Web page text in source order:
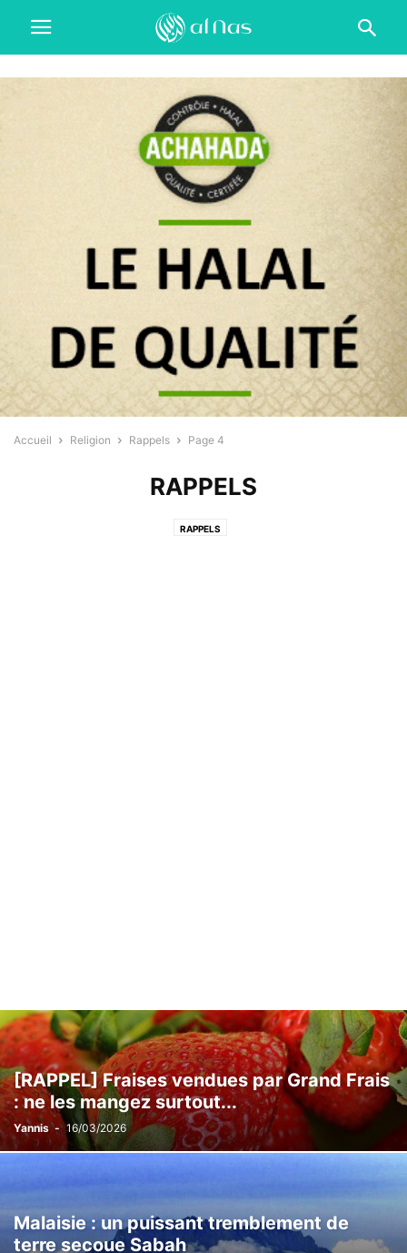
Accueil Religion Rappels Page 4
RAPPELS
RAPPELS
[RAPPEL] Fraises vendues par Grand Frais
: ne les mangez surtout...
Yannis - 16/03/2026
Malaisie : un puissant tremblement de
terre secoue Sabah